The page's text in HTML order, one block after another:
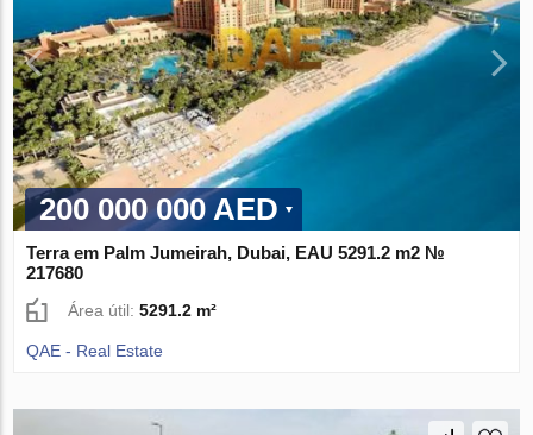
200 000 000 AED
Terra em Palm Jumeirah, Dubai, EAU 5291.2 m2 №
217680
Área útil:5291.2 m²
QAE - Real Estate